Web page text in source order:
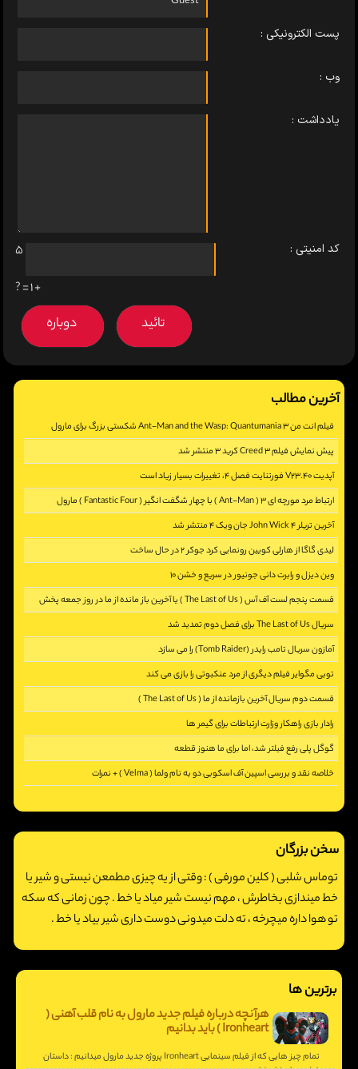
پست الکترونیکی :
وب :
یادداشت :
کد امنیتی :
5
+ 1 = ?
آخرین مطالب
فیلم انت من 3 Ant-Man and the Wasp: Quantumania شکستی بزرگ برای مارول
پیش نمایش فیلم Creed 3 کرید 3 منتشر شد
[2411]آپدیت V23.40 فورتنایت فصل 4، تغییرات بسیار زیاد است
[2971]ارتباط مرد مورچه ای 3 ( Ant-Man ) با چهار شگفت انگیر ( Fantastic Four ) مارول
[5341]آخرین تریلر John Wick 4 جان ویک 4 منتشر شد
[2389]لیدی گاگا از هارلی کویین رونمایی کرد جوکر 2 در حال ساخت
[2797]وین دیزل و رابرت دانی جونیور در سریع و خشن 10
[2353]
قسمت پنجم لست آف آس ( The Last of Us ) یا آخرین باز مانده از ما در روز جمعه پخش
می شود
[2573]
سریال The Last of Us برای فصل دوم تمدید شد
[2227]آمازون سریال تامب رایدر (Tomb Raider) را می سازد
توبی مگوایر فیلم دیگری از مرد عنکبوتی را بازی می کند
[2720]قسمت دوم سریال آخرین بازمانده از ما ( The Last of Us )
رادار بازی راهکار وزارت ارتباطات برای گیمر ها
گوگل پلی رفع فیلتر شد، اما برای ما هنوز قطعه
خلاصه نقد و بررسی اسپین آف اسکوبی دو به نام ولما ( Velma ) + نمرات
سخن بزرگان
توماس شلبی ( کلین مورفی ) :وقتی از یه چیزی مطمعن نیستی و شیر یا
خط میندازی بخاطرش ، مهم نیست شیر میاد یا خط . چون زمانی که سکه
تو هوا داره میچرخه ، ته دلت میدونی دوست داری شیر بیاد یا خط .
برترین ها
هرآنچه درباره فیلم جدید مارول به نام قلب آهنی (
Ironheart ) باید بدانیم
تمام چیز هایی که از فیلم سینمایی Ironheart پروژه جدید مارول میدانیم : داستان